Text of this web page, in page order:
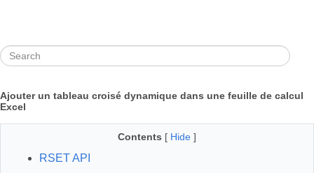
Ajouter un tableau croisé dynamique dans une feuille de calcul
Excel
Contents [ Hide ]
RSET API